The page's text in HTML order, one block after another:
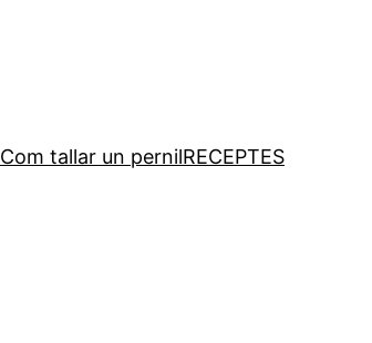
Com tallar un pernilRECEPTES